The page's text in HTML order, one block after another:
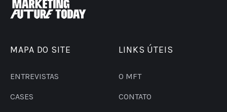
MAPA DO SITE
ENTREVISTAS
CASES
LINKS ÚTEIS
O MFT
CONTATO